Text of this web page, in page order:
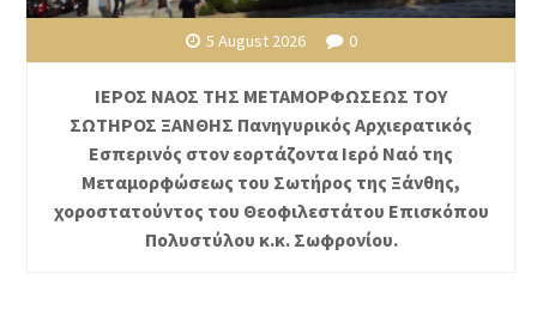
5 August 2026 0
ΙΕΡΟΣ ΝΑΟΣ ΤΗΣ ΜΕΤΑΜΟΡΦΩΣΕΩΣ ΤΟΥ
ΣΩΤΗΡΟΣ ΞΑΝΘΗΣ Πανηγυρικός Αρχιερατικός
Εσπερινός στον εορτάζοντα Ιερό Ναό της
Μεταμορφώσεως του Σωτήρος της Ξάνθης,
χοροστατούντος του Θεοφιλεστάτου Επισκόπου
Πολυστύλου κ.κ. Σωφρονίου.